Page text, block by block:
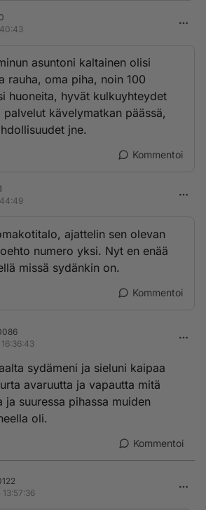
asuntoni kaltainen olisi
rauha, oma piha, noin 100
huoneita, hyvät kulkuyhteydet
kävelymatkan päässä,
jne.
Kommentoi
ajattelin sen olevan
numero yksi. Nyt en enää
missä sydänkin on.
Kommentoi
sydämeni ja sieluni kaipaa
avaruutta ja vapautta mitä
ja suuressa pihassa muiden
oli.
Kommentoi